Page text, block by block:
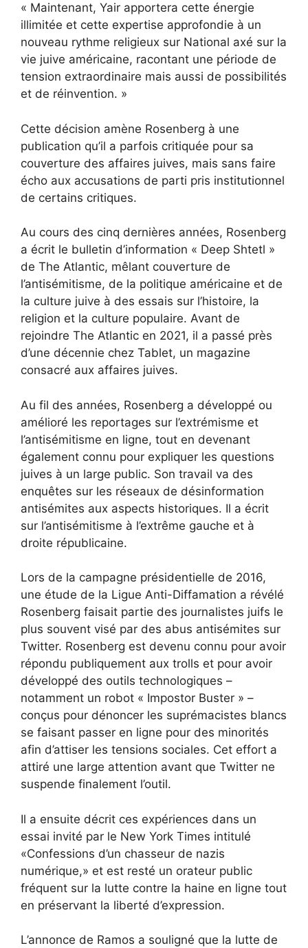
« Maintenant, Yair apportera cette énergie
illimitée et cette expertise approfondie à un
nouveau rythme religieux sur National axé sur la
vie juive américaine, racontant une période de
tension extraordinaire mais aussi de possibilités
et de réinvention. »
Cette décision amène Rosenberg à une
publication qu’il a parfois critiquée pour sa
couverture des affaires juives, mais sans faire
écho aux accusations de parti pris institutionnel
de certains critiques.
Au cours des cinq dernières années, Rosenberg
a écrit le bulletin d’information « Deep Shtetl »
de The Atlantic, mêlant couverture de
l’antisémitisme, de la politique américaine et de
la culture juive à des essais sur l’histoire, la
religion et la culture populaire. Avant de
rejoindre The Atlantic en 2021, il a passé près
d’une décennie chez Tablet, un magazine
consacré aux affaires juives.
Au fil des années, Rosenberg a développé ou
amélioré les reportages sur l’extrémisme et
l’antisémitisme en ligne, tout en devenant
également connu pour expliquer les questions
juives à un large public. Son travail va des
enquêtes sur les réseaux de désinformation
antisémites aux aspects historiques. Il a écrit
sur l’antisémitisme à l’extrême gauche et à
droite républicaine.
Lors de la campagne présidentielle de 2016,
une étude de la Ligue Anti-Diffamation a révélé
Rosenberg faisait partie des journalistes juifs le
plus souvent visé par des abus antisémites sur
Twitter. Rosenberg est devenu connu pour avoir
répondu publiquement aux trolls et pour avoir
développé des outils technologiques –
notamment un robot « Impostor Buster » –
conçus pour dénoncer les suprémacistes blancs
se faisant passer en ligne pour des minorités
afin d’attiser les tensions sociales. Cet effort a
attiré une large attention avant que Twitter ne
suspende finalement l’outil.
Il a ensuite décrit ces expériences dans un
essai invité par le New York Times intitulé
«Confessions d’un chasseur de nazis
numérique,» et est resté un orateur public
fréquent sur la lutte contre la haine en ligne tout
en préservant la liberté d’expression.
L’annonce de Ramos a souligné que la lutte de